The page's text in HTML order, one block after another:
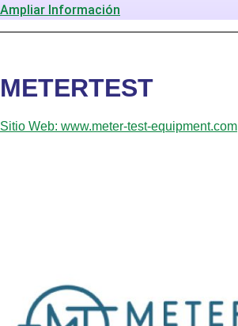
Ampliar Información
METERTEST
Sitio Web: www.meter-test-equipment.com